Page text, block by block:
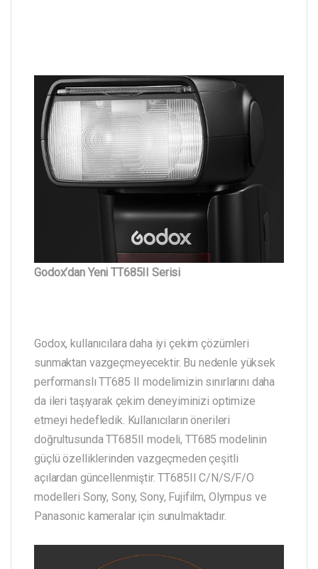
Godox’dan Yeni TT685II Serisi
Godox, kullanıcılara daha iyi çekim çözümleri
sunmaktan vazgeçmeyecektir. Bu nedenle yüksek
performanslı TT685 II modelimizin sınırlarını daha
da ileri taşıyarak çekim deneyiminizi optimize
etmeyi hedefledik. Kullanıcıların önerileri
doğrultusunda TT685II modeli, TT685 modelinin
güçlü özelliklerinden vazgeçmeden çeşitli
açılardan güncellenmiştir. TT685II C/N/S/F/O
modelleri Sony, Sony, Sony, Fujifilm, Olympus ve
Panasonic kameralar için sunulmaktadır.